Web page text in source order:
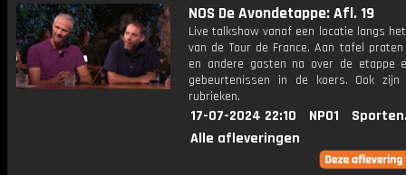
NOS De Avondetappe: Afl. 19
Live talkshow vanaf een locatie langs
van de Tour de France. Aan tafel
en andere gasten na over de etappe
gebeurtenissen in de koers. Ook
rubrieken.
17-07-2024 22:10 NPO1
Alle afleveringen